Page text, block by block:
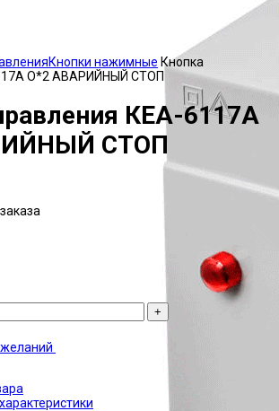
Кнопки нажимные Кнопка
О*2 АВАРИЙНЫЙ СТОП
КЕА-6117А
СТОП
Есть на складе
ЭТАЛ0164758